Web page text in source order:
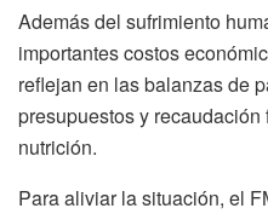
Además del sufrimiento
importantes costos
reflejan en las balanzas de
presupuestos y
nutrición.
Para aliviar la situación, el